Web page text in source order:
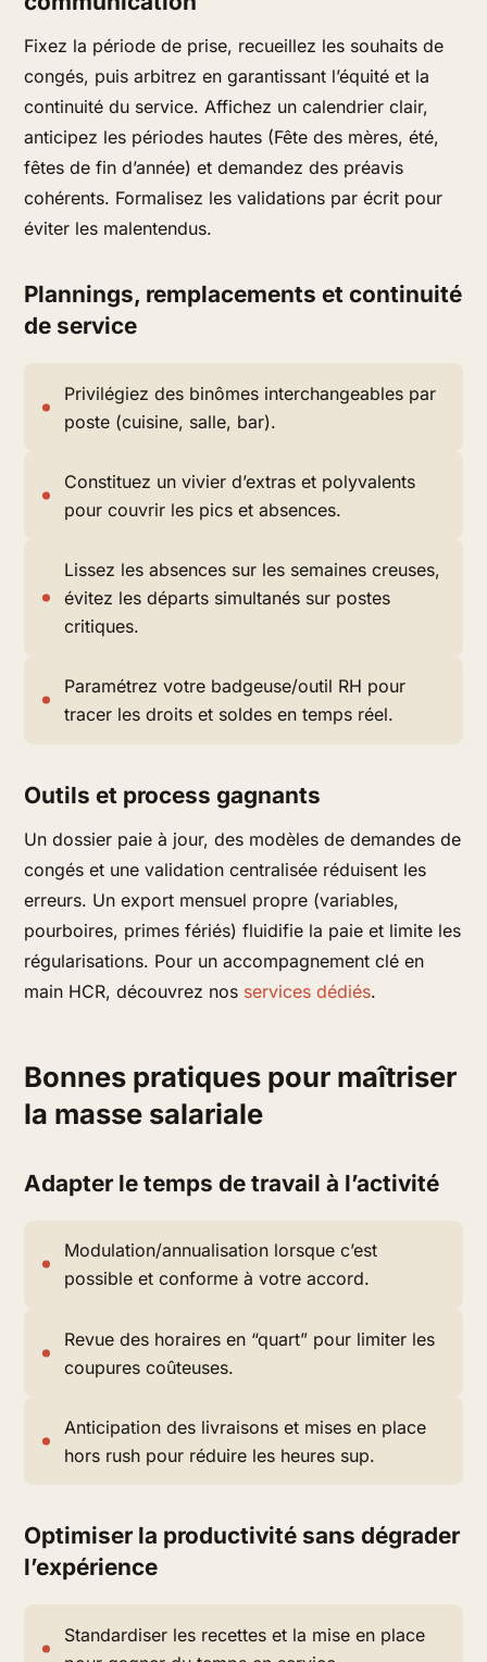
Fixez la période de prise, recueillez les souhaits de
congés, puis arbitrez en garantissant l’équité et la
continuité du service. Affichez un calendrier clair,
anticipez les périodes hautes (Fête des mères, été,
fêtes de fin d’année) et demandez des préavis
cohérents. Formalisez les validations par écrit pour
éviter les malentendus.
Plannings, remplacements et continuité
de service
Privilégiez des binômes interchangeables par
poste (cuisine, salle, bar).
Constituez un vivier d’extras et polyvalents
pour couvrir les pics et absences.
Lissez les absences sur les semaines creuses,
évitez les départs simultanés sur postes
critiques.
Paramétrez votre badgeuse/outil RH pour
tracer les droits et soldes en temps réel.
Outils et process gagnants
Un dossier paie à jour, des modèles de demandes de
congés et une validation centralisée réduisent les
erreurs. Un export mensuel propre (variables,
pourboires, primes fériés) fluidifie la paie et limite les
régularisations. Pour un accompagnement clé en
main HCR, découvrez nos services dédiés.
Bonnes pratiques pour maîtriser
la masse salariale
Adapter le temps de travail à l’activité
Modulation/annualisation lorsque c’est
possible et conforme à votre accord.
Revue des horaires en “quart” pour limiter les
coupures coûteuses.
Anticipation des livraisons et mises en place
hors rush pour réduire les heures sup.
Optimiser la productivité sans dégrader
l’expérience
Standardiser les recettes et la mise en place